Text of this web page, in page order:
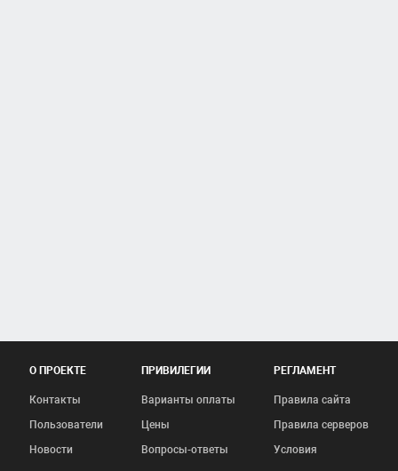
О ПРОЕКТЕ
Контакты
Пользователи
Новости
ПРИВИЛЕГИИ
Варианты оплаты
Цены
Вопросы-ответы
РЕГЛАМЕНТ
Правила сайта
Правила серверов
Условия